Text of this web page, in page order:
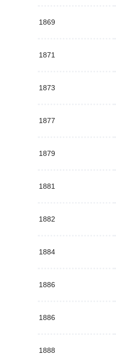
1869
1871
1873
1877
1879
1881
1882
1884
1886
1886
1888